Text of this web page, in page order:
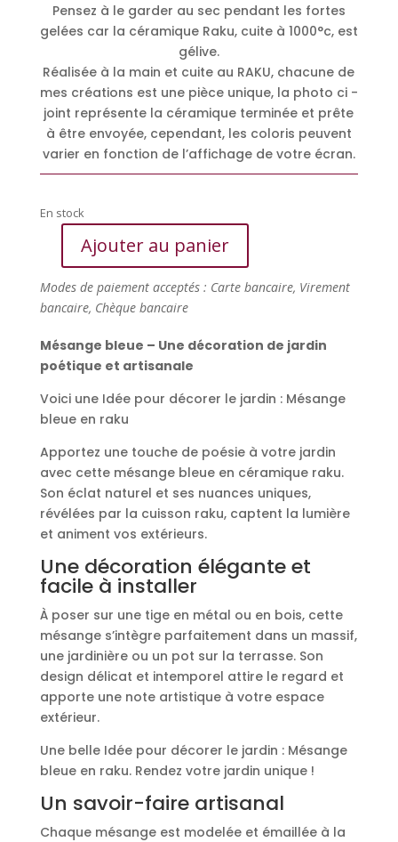
Pensez à le garder au sec pendant les fortes
gelées car la céramique Raku, cuite à 1000°c, est
gélive.
Réalisée à la main et cuite au RAKU, chacune de
mes créations est une pièce unique, la photo ci -
joint représente la céramique terminée et prête
à être envoyée, cependant, les coloris peuvent
varier en fonction de l’affichage de votre écran.
En stock
quantité
Idée
pour
décorer
jardin
:
Mésange
en
raku
Ajouter au panier
Modes de paiement acceptés : Carte bancaire, Virement
bancaire, Chèque bancaire
Mésange bleue – Une décoration de jardin
poétique et artisanale
Voici une Idée pour décorer le jardin : Mésange
bleue en raku
Apportez une touche de poésie à votre jardin
avec cette mésange bleue en céramique raku.
Son éclat naturel et ses nuances uniques,
révélées par la cuisson raku, captent la lumière
et animent vos extérieurs.
Une décoration élégante et
facile à installer
À poser sur une tige en métal ou en bois, cette
mésange s’intègre parfaitement dans un massif,
une jardinière ou un pot sur la terrasse. Son
design délicat et intemporel attire le regard et
apporte une note artistique à votre espace
extérieur.
Une belle Idée pour décorer le jardin : Mésange
bleue en raku. Rendez votre jardin unique !
Un savoir-faire artisanal
Chaque mésange est modelée et émaillée à la